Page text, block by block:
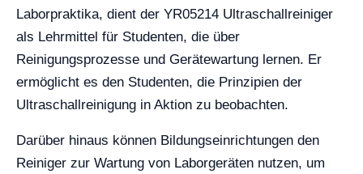
Laborpraktika, dient der YR05214 Ultraschallreiniger
als Lehrmittel für Studenten, die über
Reinigungsprozesse und Gerätewartung lernen. Er
ermöglicht es den Studenten, die Prinzipien der
Ultraschallreinigung in Aktion zu beobachten.
Darüber hinaus können Bildungseinrichtungen den
Reiniger zur Wartung von Laborgeräten nutzen, um